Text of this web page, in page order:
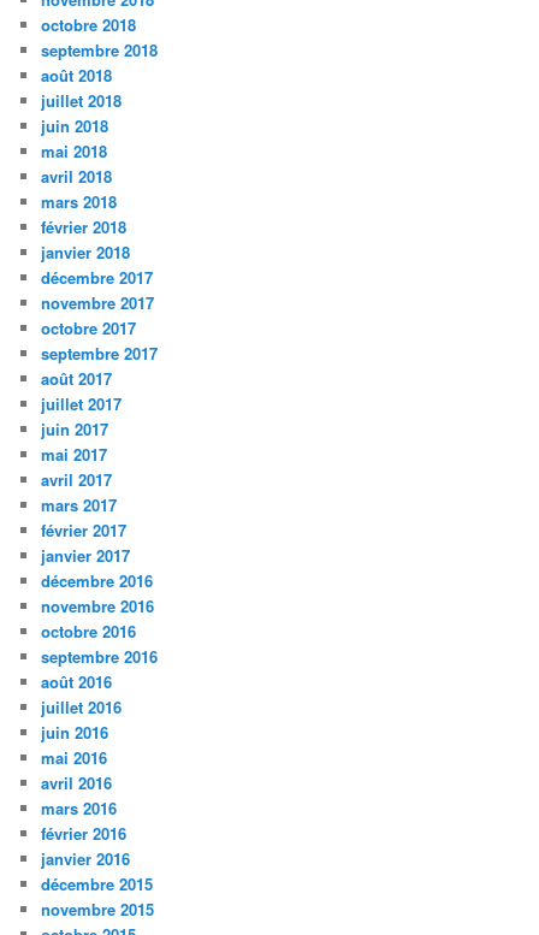
octobre 2018
septembre 2018
août 2018
juillet 2018
juin 2018
mai 2018
avril 2018
mars 2018
février 2018
janvier 2018
décembre 2017
novembre 2017
octobre 2017
septembre 2017
août 2017
juillet 2017
juin 2017
mai 2017
avril 2017
mars 2017
février 2017
janvier 2017
décembre 2016
novembre 2016
octobre 2016
septembre 2016
août 2016
juillet 2016
juin 2016
mai 2016
avril 2016
mars 2016
février 2016
janvier 2016
décembre 2015
novembre 2015